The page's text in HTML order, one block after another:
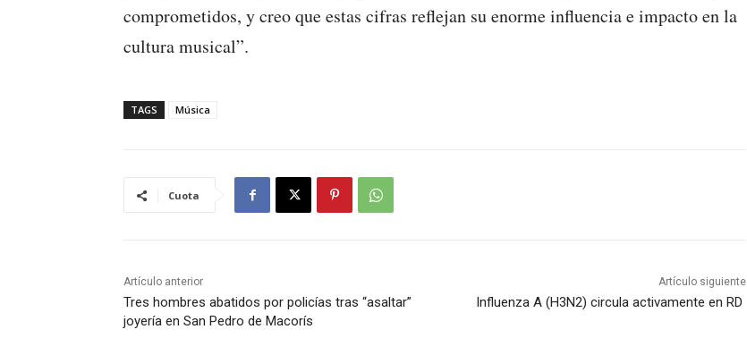
comprometidos, y creo que estas cifras reflejan su enorme influencia e impacto en la
cultura musical”.
TAGS Música
Cuota
Artículo anterior
Tres hombres abatidos por policías tras “asaltar”
joyería en San Pedro de Macorís
Artículo siguiente
Influenza A (H3N2) circula activamente en RD